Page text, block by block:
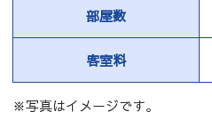
部屋数
客室料
※写真はイメージです。